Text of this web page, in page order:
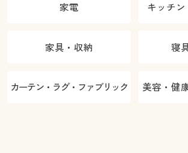
家電 キッチ
家具・収納 寝
カーテン・ラグ・ファブリック 美容・健